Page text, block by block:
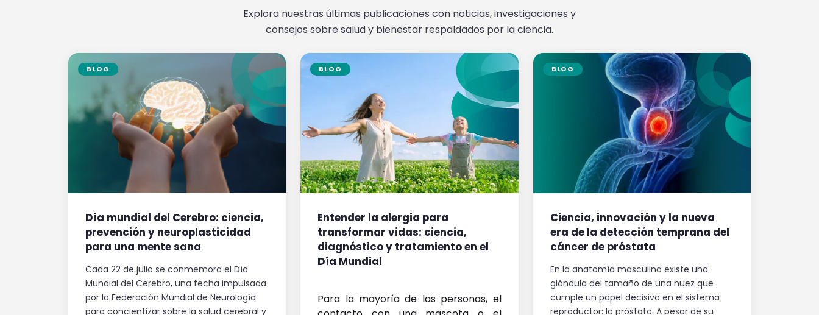
Explora nuestras últimas publicaciones con noticias, investigaciones y
consejos sobre salud y bienestar respaldados por la ciencia.
BLOG
Día mundial del Cerebro: ciencia,
prevención y neuroplasticidad
para una mente sana
Cada 22 de julio se conmemora el Día
Mundial del Cerebro, una fecha impulsada
por la Federación Mundial de Neurología
para concientizar sobre la salud cerebral y
BLOG
Entender la alergia para
transformar vidas: ciencia,
diagnóstico y tratamiento en el
Día Mundial
Para la mayoría de las personas, el
BLOG
Ciencia, innovación y la nueva
era de la detección temprana del
cáncer de próstata
En la anatomía masculina existe una
glándula del tamaño de una nuez que
cumple un papel decisivo en el sistema
reproductor: la próstata. A pesar de su